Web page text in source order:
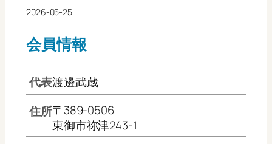
2026-05-25
会員情報
代表渡邊武蔵
住所〒389-0506
東御市祢津243-1